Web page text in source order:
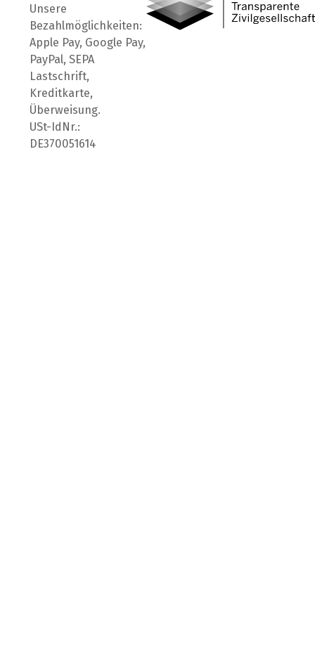
Unsere
Bezahlmöglichkeiten:
Apple Pay, Google Pay,
PayPal, SEPA
Lastschrift,
Kreditkarte,
Überweisung.
USt-IdNr.:
DE370051614